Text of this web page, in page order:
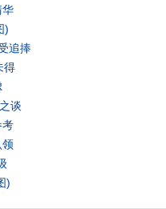
华
)
追捧
得
谈
考
领
)